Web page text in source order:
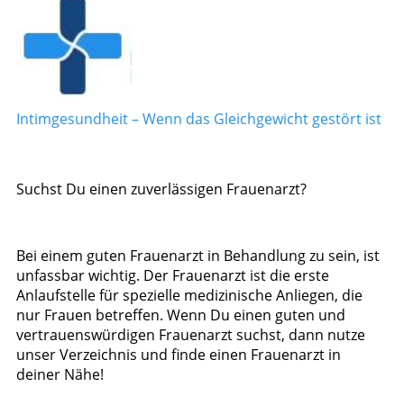
Intimgesundheit – Wenn das Gleichgewicht gestört ist
Suchst Du einen zuverlässigen Frauenarzt?
Bei einem guten Frauenarzt in Behandlung zu sein, ist
unfassbar wichtig. Der Frauenarzt ist die erste
Anlaufstelle für spezielle medizinische Anliegen, die
nur Frauen betreffen. Wenn Du einen guten und
vertrauenswürdigen Frauenarzt suchst, dann nutze
unser Verzeichnis und finde einen Frauenarzt in
deiner Nähe!